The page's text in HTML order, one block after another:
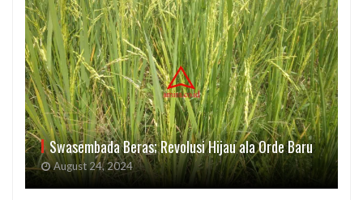
Swasembada Beras; Revolusi Hijau ala Orde Baru
August 24, 2024